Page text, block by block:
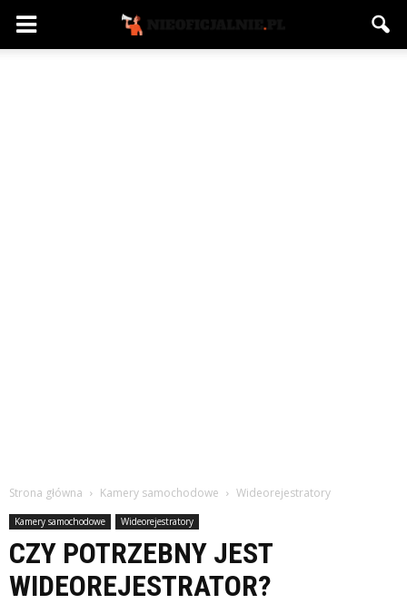
Strona główna Kamery samochodowe Wideorejestratory
Kamery samochodowe Wideorejestratory
CZY POTRZEBNY JEST
WIDEOREJESTRATOR?